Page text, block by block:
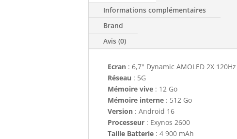
Informations complémentaires
Brand
Avis (0)
Ecran: 6,7" Dynamic AMOLED 2X 120Hz
Réseau : 5G
Mémoire vive: 12 Go
Mémoire interne: 512 Go
Version: Android 16
Processeur: Exynos 2600
Taille Batterie: 4 900 mAh